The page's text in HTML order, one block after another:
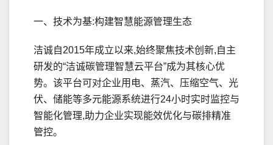
一、技术为基:构建智慧能源管理生态
洁诚自2015年成立以来,始终聚焦技术创新,自主
研发的“洁诚碳管理智慧云平台”成为其核心优
势。该平台可对企业用电、蒸汽、压缩空气、光
伏、储能等多元能源系统进行24小时实时监控与
智能化管理,助力企业实现能效优化与碳排精准
管控。